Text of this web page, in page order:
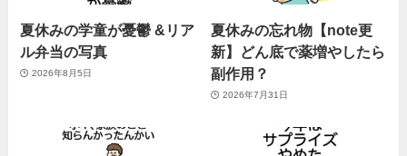
夏休みの学童が憂鬱 &リア
ル弁当の写真
2026年8月5日
夏休みの忘れ物【note更
新】どん底で薬増やしたら
副作用？
2026年7月31日